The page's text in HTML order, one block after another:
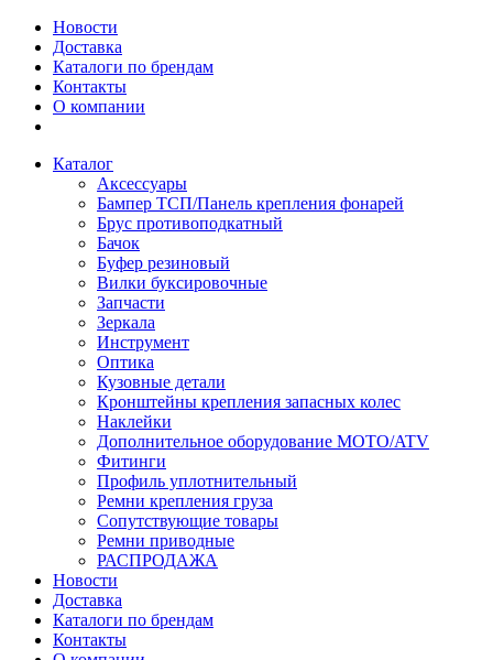
Новости
Доставка
Каталоги по брендам
Контакты
О компании
Каталог
Аксессуары
Бампер ТСП/Панель крепления фонарей
Брус противоподкатный
Бачок
Буфер резиновый
Вилки буксировочные
Запчасти
Зеркала
Инструмент
Оптика
Кузовные детали
Кронштейны крепления запасных колес
Наклейки
Дополнительное оборудование MOTO/ATV
Фитинги
Профиль уплотнительный
Ремни крепления груза
Сопутствующие товары
Ремни приводные
РАСПРОДАЖА
Новости
Доставка
Каталоги по брендам
Контакты